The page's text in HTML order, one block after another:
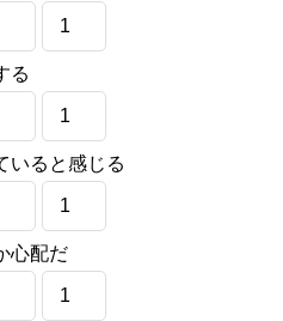
1
る
1
いると感じる
1
心配だ
1